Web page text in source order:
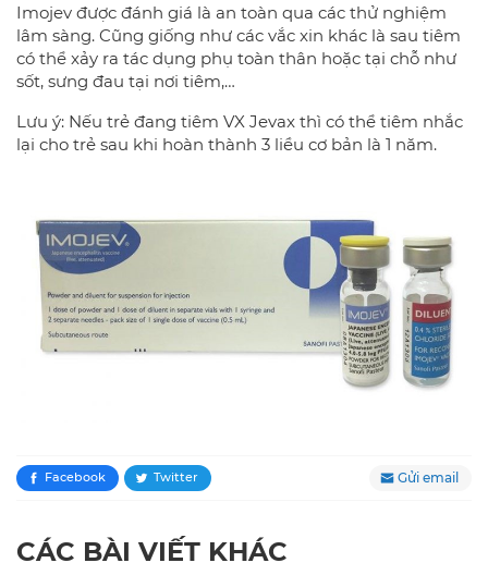
Imojev được đánh giá là an toàn qua các thử nghiệm
lâm sàng. Cũng giống như các vắc xin khác là sau tiêm
có thể xảy ra tác dụng phụ toàn thân hoặc tại chỗ như
sốt, sưng đau tại nơi tiêm,…
Lưu ý: Nếu trẻ đang tiêm VX Jevax thì có thể tiêm nhắc
lại cho trẻ sau khi hoàn thành 3 liều cơ bản là 1 năm.
Facebook Twitter Gửi email
CÁC BÀI VIẾT KHÁC